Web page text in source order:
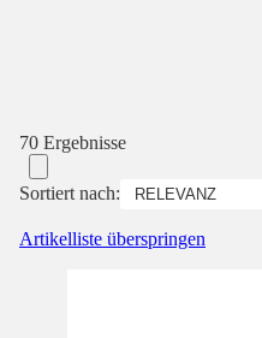
70 Ergebnisse
Sortiert nach:
Artikelliste überspringen